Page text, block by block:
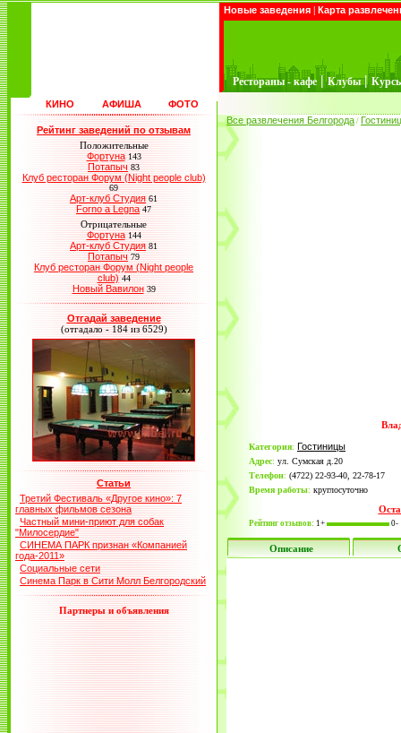
Новые заведения | Карта
Рестораны - кафе | Клубы |
КИНО АФИША ФОТО
Рейтинг заведений по отзывам
Положительные
Фортуна 143
Потапыч 83
Клуб ресторан Форум (Night people club)
69
Арт-клуб Студия 61
Forno a Legna 47
Отрицательные
Фортуна 144
Арт-клуб Студия 81
Потапыч 79
Клуб ресторан Форум (Night people
club) 44
Новый Вавилон 39
Отгадай заведение
(отгадало - 184 из 6529)
Статьи
Третий Фестиваль «Другое кино»: 7
главных фильмов сезона
Частный мини-приют для собак
"Милосердие"
СИНЕМА ПАРК признан «Компанией
года-2011»
Социальные сети
Синема Парк в Сити Молл Белгородский
Партнеры и объявления
Все развлечения Белгорода /
Категория: Гостиницы
Адрес: ул. Сумская д.20
Телефон: (4722) 22-93-40, 22-78-17
Время работы: круглосуточно
Рейтинг отзывов: 1+ 0-
Описание